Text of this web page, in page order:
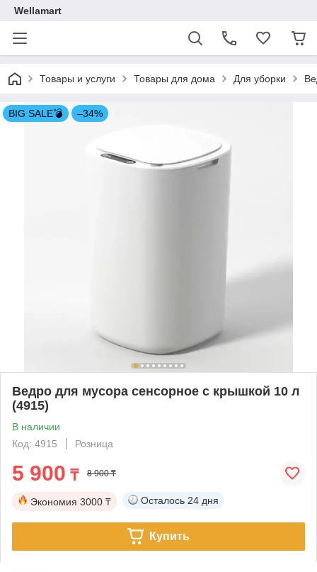
Wellamart
Товары и услуги Товары для дома Для уборки
BIG SALE💣 –34%
Ведро для мусора cенсорное с крышкой 10 л
(4915)
В наличии
Код: 4915
Розница
5 900 ₸ 8 900 ₸
Экономия 3000 ₸ Осталось 24 дня
Купить